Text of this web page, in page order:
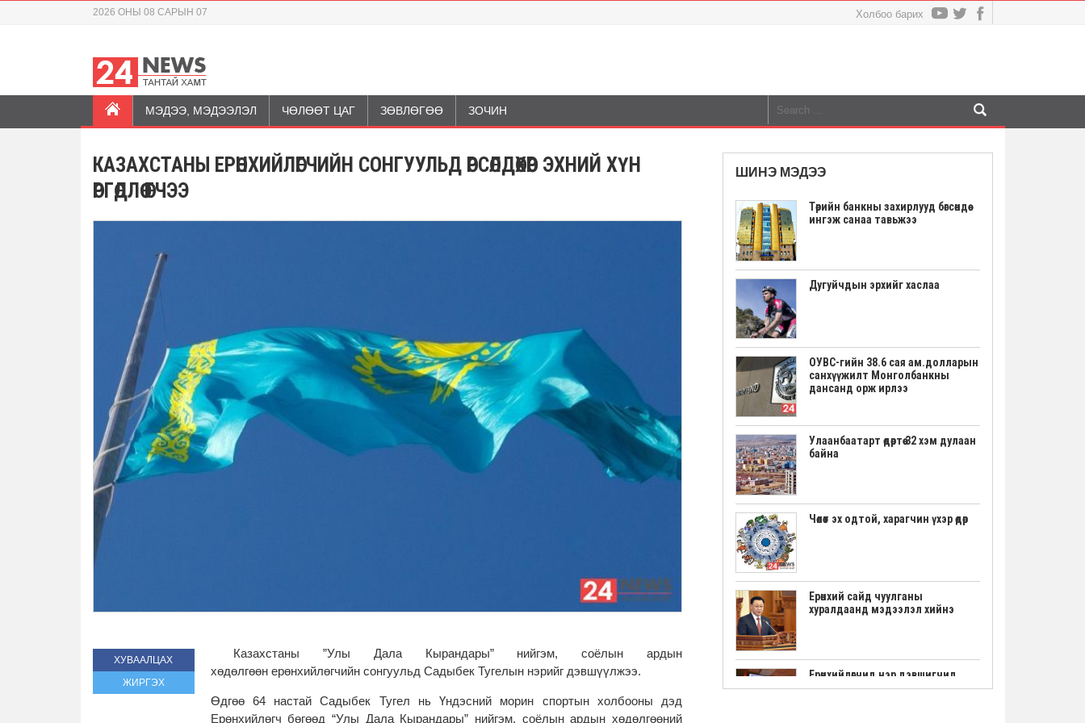
2026 ОНЫ 08 САРЫН 07 Холбоо барих
МЭДЭЭ, МЭДЭЭЛЭЛ ЧӨЛӨӨТ ЦАГ ЗӨВЛӨГӨӨ ЗОЧИН
ШИНЭ МЭДЭЭ
Төрийн банкны захирлууд бөгсөндөө
ингэж санаа тавьжээ
Дугуйчдын эрхийг хаслаа
ОУВС-гийн 38.6 сая ам.долларын
санхүүжилт Монголбанкны
дансанд орж ирлээ
Улаанбаатарт өдөртөө 32 хэм дулаан
байна
Чөлөөт эх одтой, харагчин үхэр өдөр
Ерөнхий сайд чуулганы
хуралдаанд мэдээлэл хийнэ
Ерөнхийлөгчид нэр дэвшигчид
маргааш үнэмлэхээ гардана
КАЗАХСТАНЫ ЕРӨНХИЙЛӨГЧИЙН СОНГУУЛЬД ӨРСӨЛДӨХӨӨР ЭХНИЙ ХҮН
ӨРГӨДЛӨӨ ӨГЧЭЭ
ХУВААЛЦАХ
ЖИРГЭХ
Казахстаны ”Улы Дала Кырандары” нийгэм, соёлын ардын
хөдөлгөөн ерөнхийлөгчийн сонгуульд Садыбек Тугелын нэрийг дэвшүүлжээ.
Өдгөө 64 настай Садыбек Тугел нь Үндэсний морин спортын холбооны дэд
Ерөнхийлөгч бөгөөд “Улы Дала Кырандары” нийгэм, соёлын ардын хөдөлгөөний